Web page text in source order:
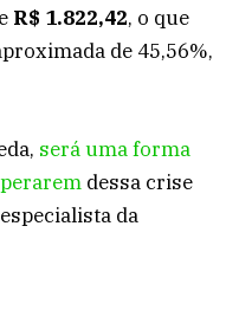
R$ 1.822,42, o que
de 45,56%,
será uma forma
dessa crise
da